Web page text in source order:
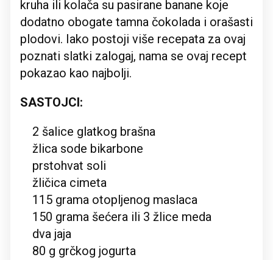
kruha ili kolača su pasirane banane koje
dodatno obogate tamna čokolada i orašasti
plodovi. Iako postoji više recepata za ovaj
poznati slatki zalogaj, nama se ovaj recept
pokazao kao najbolji.
SASTOJCI:
2 šalice glatkog brašna
žlica sode bikarbone
prstohvat soli
žličica cimeta
115 grama otopljenog maslaca
150 grama šećera ili 3 žlice meda
dva jaja
80 g grčkog jogurta